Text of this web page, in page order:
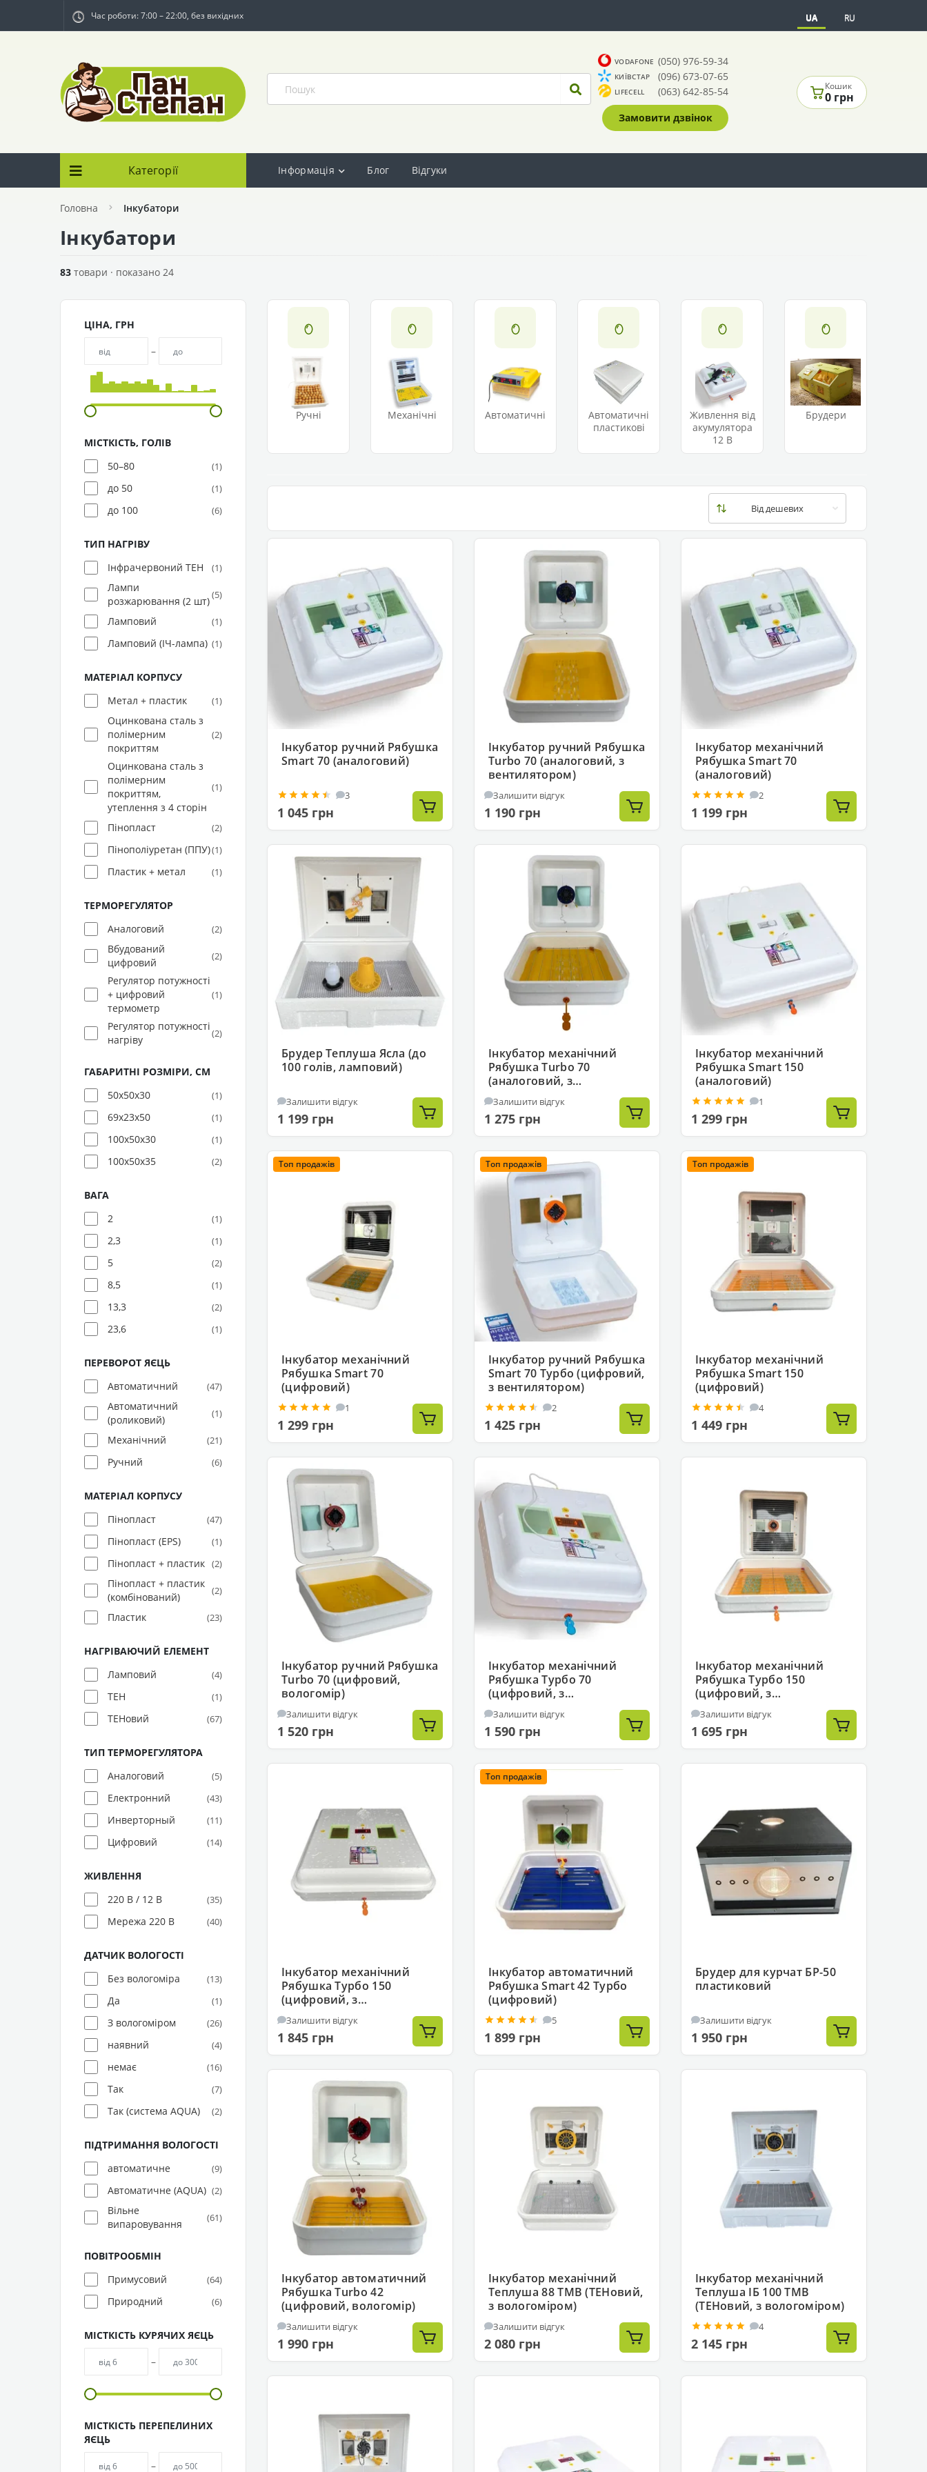
Час роботи: 7:00 – 22:00, без вихідних UA RU
VODAFONE (050) 976-59-34
КИЇВСТАР (096) 673-07-65
LIFECELL
(063) 642-85-54
Замовити дзвінок
Кошик
0 грн
Категорії Інформація Блог Відгуки
Головна Інкубатори
Інкубатори
83 товари · показано 24
ЦІНА, ГРН
–
МІСТКІСТЬ, ГОЛІВ
50–80
(1)
до 50 (1)
до 100 (6)
ТИП НАГРІВУ
Інфрачервоний ТЕН
(1)
Лампи
розжарювання (2 шт)(5)
Ламповий (1)
Ламповий (ІЧ-лампа) (1)
МАТЕРІАЛ КОРПУСУ
Метал + пластик
(1)
Оцинкована сталь з
полімерним
покриттям
(2)
Оцинкована сталь з
полімерним
покриттям,
утеплення з 4 сторін
(1)
Пінопласт (2)
Пінополіуретан (ППУ)(1)
Пластик + метал (1)
ТЕРМОРЕГУЛЯТОР
Аналоговий
(2)
Вбудований
цифровий
(2)
Регулятор потужності
+ цифровий
термометр
(1)
Регулятор потужності
нагріву
(2)
ГАБАРИТНІ РОЗМІРИ, СМ
50x50x30
(1)
69x23x50 (1)
100x50x30 (1)
100x50x35 (2)
ВАГА
2
(1)
2,3 (1)
5 (2)
8,5 (1)
13,3 (2)
23,6 (1)
ПЕРЕВОРОТ ЯЄЦЬ
Автоматичний
(47)
Автоматичний
(роликовий)
(1)
Механічний (21)
Ручний (6)
МАТЕРІАЛ КОРПУСУ
Пінопласт
(47)
Пінопласт (EPS) (1)
Пінопласт + пластик (2)
Пінопласт + пластик
(комбінований)
(2)
Пластик (23)
НАГРІВАЮЧИЙ ЕЛЕМЕНТ
Ламповий
(4)
ТЕН (1)
ТЕНовий (67)
ТИП ТЕРМОРЕГУЛЯТОРА
Аналоговий
(5)
Електронний (43)
Инверторный (11)
Цифровий (14)
ЖИВЛЕННЯ
220 В / 12 В
(35)
Мережа 220 В (40)
ДАТЧИК ВОЛОГОСТІ
Без вологоміра
(13)
Да (1)
З вологоміром (26)
наявний (4)
немає (16)
Так (7)
Так (система AQUA) (2)
ПІДТРИМАННЯ ВОЛОГОСТІ
автоматичне
(9)
Автоматичне (AQUA) (2)
Вільне
випаровування
(61)
ПОВІТРООБМІН
Примусовий
(64)
Природний (6)
МІСТКІСТЬ КУРЯЧИХ ЯЄЦЬ
–
МІСТКІСТЬ ПЕРЕПЕЛИНИХ
ЯЄЦЬ
–
Ручні Механічні Автоматичні
Автоматичні
пластикові
Живлення від
акумулятора
12 В
Брудери
Інкубатор ручний Рябушка
Smart 70 (аналоговий)
3
1 045 грн
Інкубатор ручний Рябушка
Turbo 70 (аналоговий, з
вентилятором)
Залишити відгук
1 190 грн
Інкубатор механічний
Рябушка Smart 70
(аналоговий)
2
1 199 грн
Брудер Теплуша Ясла (до
100 голів, ламповий)
Залишити відгук
1 199 грн
Інкубатор механічний
Рябушка Turbo 70
(аналоговий, з
вентилятором)
Залишити відгук
1 275 грн
Інкубатор механічний
Рябушка Smart 150
(аналоговий)
1
1 299 грн
Топ продажів
Інкубатор механічний
Рябушка Smart 70
(цифровий)
1
1 299 грн
Топ продажів
Інкубатор ручний Рябушка
Smart 70 Турбо (цифровий,
з вентилятором)
2
1 425 грн
Топ продажів
Інкубатор механічний
Рябушка Smart 150
(цифровий)
4
1 449 грн
Інкубатор ручний Рябушка
Turbo 70 (цифровий,
вологомір)
Залишити відгук
1 520 грн
Інкубатор механічний
Рябушка Турбо 70
(цифровий, з
вологоміром)
Залишити відгук
1 590 грн
Інкубатор механічний
Рябушка Турбо 150
(цифровий, з
вентилятором)
Залишити відгук
1 695 грн
Інкубатор механічний
Рябушка Турбо 150
(цифровий, з
вологоміром)
Залишити відгук
1 845 грн
Топ продажів
Інкубатор автоматичний
Рябушка Smart 42 Турбо
(цифровий)
5
1 899 грн
Брудер для курчат БР-50
пластиковий
Залишити відгук
1 950 грн
Інкубатор автоматичний
Рябушка Turbo 42
(цифровий, вологомір)
Залишити відгук
1 990 грн
Інкубатор механічний
Теплуша 88 ТМВ (ТЕНовий,
з вологоміром)
Залишити відгук
2 080 грн
Інкубатор механічний
Теплуша ІБ 100 ТМВ
(ТЕНовий, з вологоміром)
4
2 145 грн